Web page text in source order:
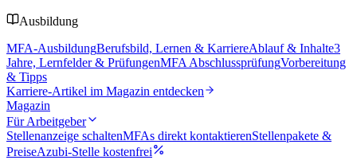
Ausbildung
MFA-AusbildungBerufsbild, Lernen & KarriereAblauf & Inhalte3
Jahre, Lernfelder & PrüfungenMFA AbschlussprüfungVorbereitung
& Tipps
Karriere-Artikel im Magazin entdecken
Magazin
Für Arbeitgeber
Stellenanzeige schaltenMFAs direkt kontaktierenStellenpakete &
PreiseAzubi-Stelle kostenfrei